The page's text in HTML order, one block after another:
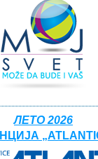
ЛЕТО 2026